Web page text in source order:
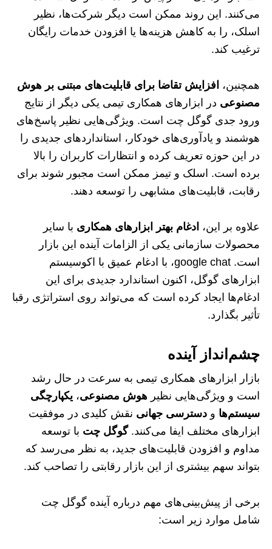
می‌کنند. این روند ممکن است دیگر شرکت‌ها، نظیر
اسلک، را به کاهش هزینه‌ها یا افزودن خدمات رایگان
ترغیب کند.
همچنین،
افزایش تقاضا برای قابلیت‌های مبتنی بر هوش
مصنوعی در ابزارهای همکاری تیمی یکی دیگر از نتایج
ورود جدی گوگل چت است. ویژگی‌هایی نظیر پاسخ‌های
هوشمند و یادآوری‌های خودکار، استانداردهای جدیدی را
در این حوزه تعریف کرده و انتظارات کاربران را بالا
برده است. اسلک و تیمز ممکن است مجبور شوند برای
رقابت، قابلیت‌های مشابهی را توسعه دهند.
علاوه بر این، ادغام بهتر ابزارهای همکاری با سایر
محصولات سازمانی یکی از الزامات آینده این بازار
است. google chat، با ادغام عمیق با اکوسیستم
ابزارهای گوگل، اکنون استاندارد جدیدی برای این
ادغام‌ها ایجاد کرده است که می‌تواند روی استراتژی رقبا
تأثیر بگذارد.
چشم‌انداز آینده
بازار ابزارهای همکاری تیمی به سرعت در حال رشد
است و ویژگی‌هایی نظیر هوش مصنوعی، یکپارچگی
سیستم‌ها و دسترسی جهانی نقش کلیدی در موفقیت
ابزارهای مختلف ایفا می‌کنند.گوگل چت با توسعه
مداوم و افزودن قابلیت‌های جدید، به نظر می‌رسد که
بتواند سهم بیشتری از این بازار رقابتی را تصاحب کند.
برخی از پیش‌بینی‌های مهم درباره آینده گوگل چت
شامل موارد زیر است: